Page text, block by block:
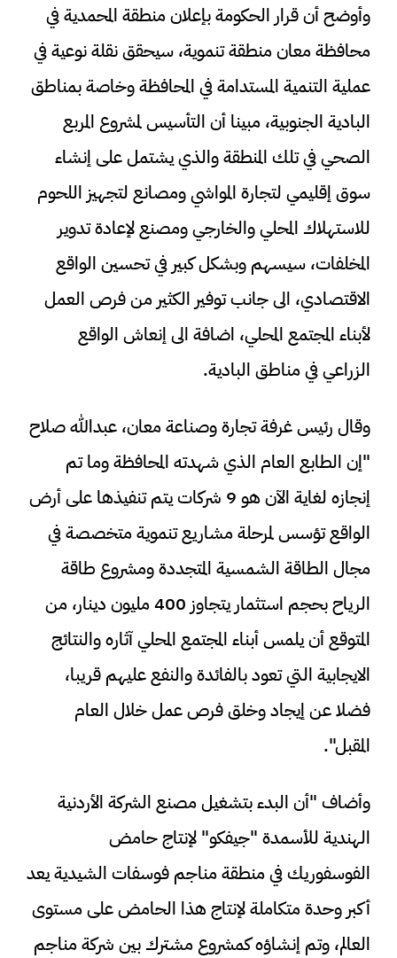
وأوضح أن قرار الحكومة بإعلان منطقة المحمدية في
محافظة معان منطقة تنموية، سيحقق نقلة نوعية في
عملية التنمية المستدامة في المحافظة وخاصة بمناطق
البادية الجنوبية، مبينا أن التأسيس لمشروع المربع
الصحي في تلك المنطقة والذي يشتمل على إنشاء
سوق إقليمي لتجارة المواشي ومصانع لتجهيز اللحوم
للاستهلاك المحلي والخارجي ومصنع لإعادة تدوير
المخلفات، سيسهم وبشكل كبير في تحسين الواقع
الاقتصادي، الى جانب توفير الكثير من فرص العمل
لأبناء المجتمع المحلي، اضافة الى إنعاش الواقع
الزراعي في مناطق البادية.
وقال رئيس غرفة تجارة وصناعة معان، عبدالله صلاح
"إن الطابع العام الذي شهدته المحافظة وما تم
إنجازه لغاية الآن هو 9 شركات يتم تنفيذها على أرض
الواقع تؤسس لمرحلة مشاريع تنموية متخصصة في
مجال الطاقة الشمسية المتجددة ومشروع طاقة
الرياح بحجم استثمار يتجاوز 400 مليون دينار، من
المتوقع أن يلمس أبناء المجتمع المحلي آثاره والنتائج
الايجابية التي تعود بالفائدة والنفع عليهم قريبا،
فضلا عن إيجاد وخلق فرص عمل خلال العام
المقبل".
وأضاف "أن البدء بتشغيل مصنع الشركة الأردنية
الهندية للأسمدة "جيفكو" لإنتاج حامض
الفوسفوريك في منطقة مناجم فوسفات الشيدية يعد
أكبر وحدة متكاملة لإنتاج هذا الحامض على مستوى
العالم، وتم إنشاؤه كمشروع مشترك بين شركة مناجم